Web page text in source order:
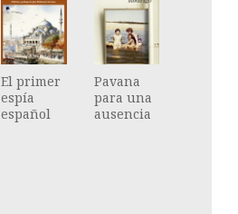
El primer
espía
español
Pavana
para una
ausencia